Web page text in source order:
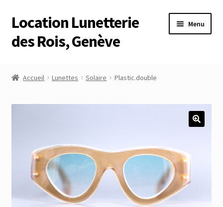
Aller
à
la
Aller
au
contenu
Location Lunetterie
des Rois, Genève
Menu
Compte
Connexion
Accueil Lunettes Solaire Plastic.double